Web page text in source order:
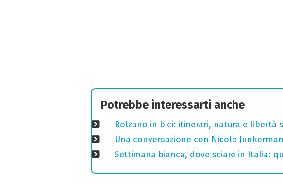
Potrebbe interessarti anche
Bolzano in bici: itinerari, natura e libertà
Una conversazione con Nicole
Settimana bianca, dove sciare in Italia: